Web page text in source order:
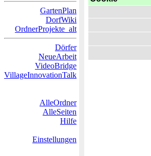
GartenPlan
DorfWiki
OrdnerProjekte_alt
Dörfer
NeueArbeit
VideoBridge
VillageInnovationTalk
AlleOrdner
AlleSeiten
Hilfe
Einstellungen